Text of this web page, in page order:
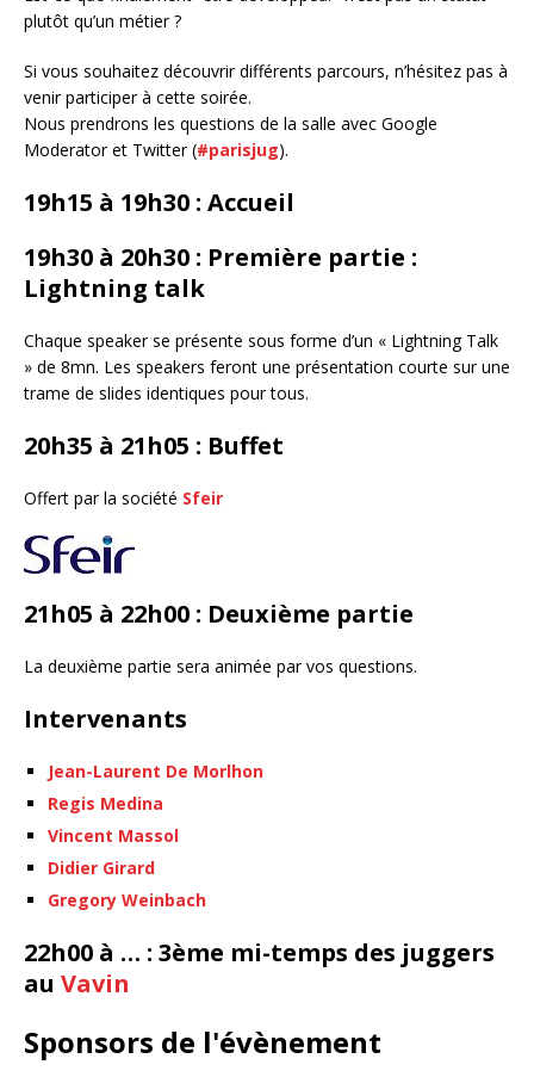
plutôt qu’un métier ?
Si vous souhaitez découvrir différents parcours, n’hésitez pas à
venir participer à cette soirée.
Nous prendrons les questions de la salle avec Google
Moderator et Twitter (#parisjug).
19h15 à 19h30 : Accueil
19h30 à 20h30 : Première partie :
Lightning talk
Chaque speaker se présente sous forme d’un « Lightning Talk
» de 8mn. Les speakers feront une présentation courte sur une
trame de slides identiques pour tous.
20h35 à 21h05 : Buffet
Offert par la société Sfeir
21h05 à 22h00 : Deuxième partie
La deuxième partie sera animée par vos questions.
Intervenants
Jean-Laurent De Morlhon
Regis Medina
Vincent Massol
Didier Girard
Gregory Weinbach
22h00 à … : 3ème mi-temps des juggers
au Vavin
Sponsors de l'évènement